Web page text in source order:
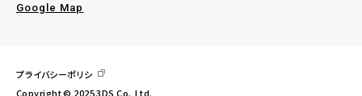
Google Map
プライバシーポリシ
Copyright © 2025 3DS Co.,Ltd.